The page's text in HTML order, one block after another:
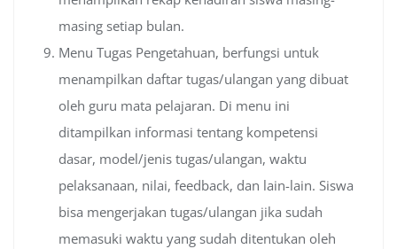
masing setiap bulan.
Menu Tugas Pengetahuan, berfungsi untuk
menampilkan daftar tugas/ulangan yang dibuat
oleh guru mata pelajaran. Di menu ini
ditampilkan informasi tentang kompetensi
dasar, model/jenis tugas/ulangan, waktu
pelaksanaan, nilai, feedback, dan lain-lain. Siswa
bisa mengerjakan tugas/ulangan jika sudah
memasuki waktu yang sudah ditentukan oleh